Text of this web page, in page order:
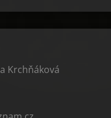
Krchňáková